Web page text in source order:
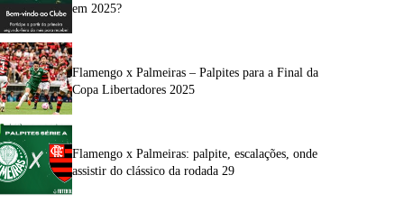
em 2025?
Flamengo x Palmeiras – Palpites para a Final da
Copa Libertadores 2025
Flamengo x Palmeiras: palpite, escalações, onde
assistir do clássico da rodada 29